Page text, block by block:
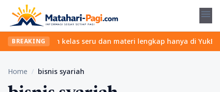
menu
BREAKING
Temukan kelas seru dan materi lengkap hanya di
Home / bisnis syariah